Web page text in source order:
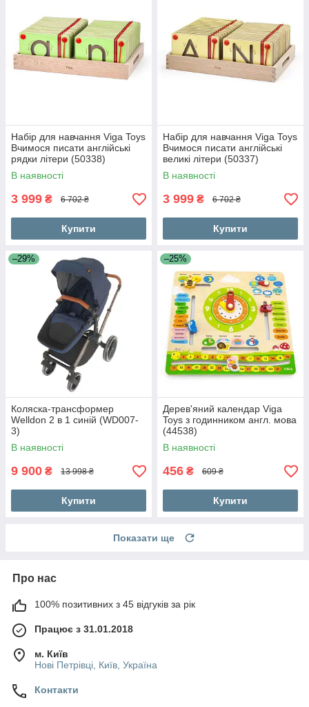
Набір для навчання Viga Toys
Вчимося писати англійські
рядки літери (50338)
В наявності
3 999 ₴ 6 702 ₴
Купити
Набір для навчання Viga Toys
Вчимося писати англійські
великі літери (50337)
В наявності
3 999 ₴ 6 702 ₴
Купити
–29%
Коляска-трансформер
Welldon 2 в 1 синій (WD007-
3)
В наявності
9 900 ₴ 13 998 ₴
Купити
–25%
Дерев'яний календар Viga
Toys з годинником англ. мова
(44538)
В наявності
456 ₴ 609 ₴
Купити
Показати ще
Про нас
100% позитивних з 45 відгуків за рік
Працює з 31.01.2018
м. Київ
Нові Петрівці, Київ, Україна
Контакти